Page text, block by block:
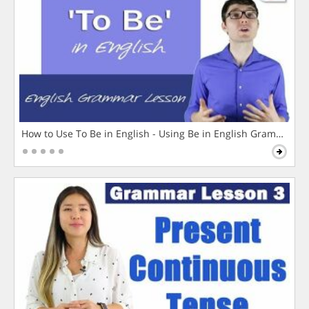
How to Use To Be in English - Using Be in English Grammar